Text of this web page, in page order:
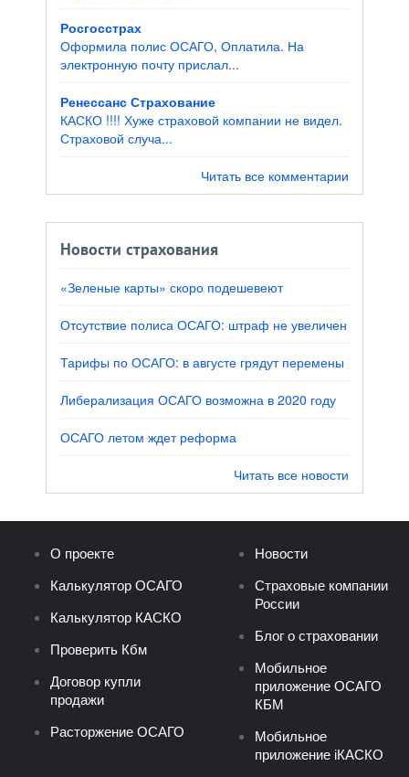
Росгосстрах
Оформила полис ОСАГО, Оплатила. На
электронную почту прислал...
Ренессанс Страхование
КАСКО !!!! Хуже страховой компании не видел.
Страховой случа...
Читать все комментарии
Новости страхования
«Зеленые карты» скоро подешевеют
Отсутствие полиса ОСАГО: штраф не увеличен
Тарифы по ОСАГО: в августе грядут перемены
Либерализация ОСАГО возможна в 2020 году
ОСАГО летом ждет реформа
Читать все новости
О проекте
Калькулятор ОСАГО
Калькулятор КАСКО
Проверить Кбм
Договор купли
продажи
Расторжение ОСАГО
Новости
Страховые компании
России
Блог о страховании
Мобильное
приложение ОСАГО
КБМ
Мобильное
приложение iКАСКО